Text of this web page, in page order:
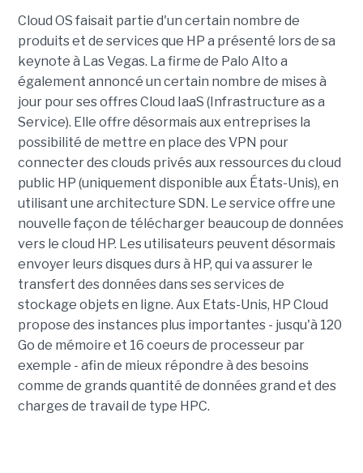
Cloud OS faisait partie d'un certain nombre de
produits et de services que HP a présenté lors de sa
keynote à Las Vegas. La firme de Palo Alto a
également annoncé un certain nombre de mises à
jour pour ses offres Cloud IaaS (Infrastructure as a
Service). Elle offre désormais aux entreprises la
possibilité de mettre en place des VPN pour
connecter des clouds privés aux ressources du cloud
public HP (uniquement disponible aux États-Unis), en
utilisant une architecture SDN. Le service offre une
nouvelle façon de télécharger beaucoup de données
vers le cloud HP. Les utilisateurs peuvent désormais
envoyer leurs disques durs à HP, qui va assurer le
transfert des données dans ses services de
stockage objets en ligne. Aux Etats-Unis, HP Cloud
propose des instances plus importantes - jusqu'à 120
Go de mémoire et 16 coeurs de processeur par
exemple - afin de mieux répondre à des besoins
comme de grands quantité de données grand et des
charges de travail de type HPC.